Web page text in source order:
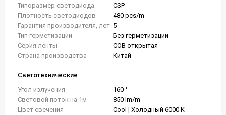
Типоразмер светодиода
CSP
Плотность светодиодов
480 pcs/m
Гарантия производителя, лет 5
Тип герметизации
Без герметизации
Серия ленты
COB открытая
Страна производства
Китай
Светотехнические
Угол излучения
160 °
Световой поток на 1м
850 lm/m
Цвет свечения
Cool | Холодный 6000 K